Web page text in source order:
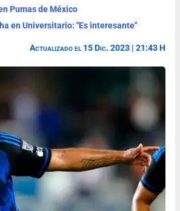
Pumas de México
en Universitario: "Es interesante"
Actualizado el 15 Dic. 2023 | 21:43 H